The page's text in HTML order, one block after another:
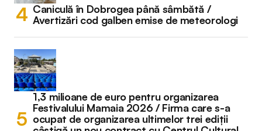
Caniculă în Dobrogea până sâmbătă /
Avertizări cod galben emise de meteorologi
1,3 milioane de euro pentru organizarea
Festivalului Mamaia 2026 / Firma care s-a
ocupat de organizarea ultimelor trei ediții